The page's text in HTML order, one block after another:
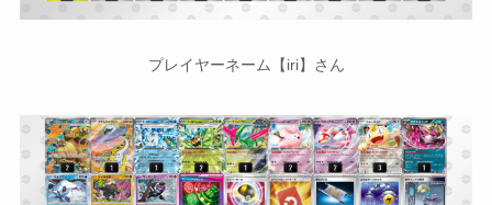
プレイヤーネーム【iri】さん